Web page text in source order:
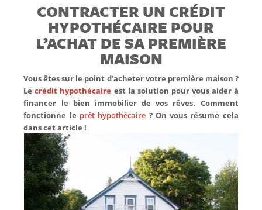
CONTRACTER UN CRÉDIT
HYPOTHÉCAIRE POUR
L’ACHAT DE SA PREMIÈRE
MAISON
Vous êtes sur le point d’acheter votre première maison ?
Lecrédit hypothécaire est la solution pour vous aider à
financer le bien immobilier de vos rêves. Comment
fonctionne le prêt hypothécaire ? On vous résume cela
dans cet article !